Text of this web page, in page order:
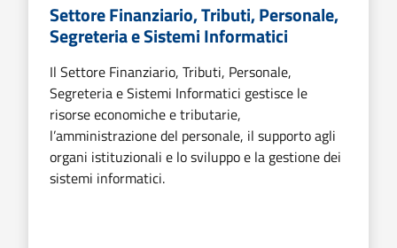
Settore Finanziario, Tributi, Personale,
Segreteria e Sistemi Informatici
Il Settore Finanziario, Tributi, Personale,
Segreteria e Sistemi Informatici gestisce le
risorse economiche e tributarie,
l’amministrazione del personale, il supporto agli
organi istituzionali e lo sviluppo e la gestione dei
sistemi informatici.